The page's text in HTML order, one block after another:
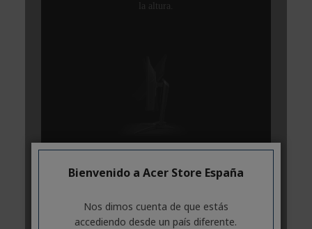
Bienvenido a Acer Store España
Nos dimos cuenta de que estás
accediendo desde un país diferente.